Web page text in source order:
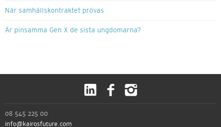
När samhällskontraktet prövas
Är pinsamma Gen X de sista ungdomarna?
08 545 225 00
info@kairosfuture.com